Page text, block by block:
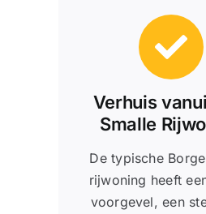
Verhuis
Smalle
De typische
rijwoning heeft
voorgevel, een